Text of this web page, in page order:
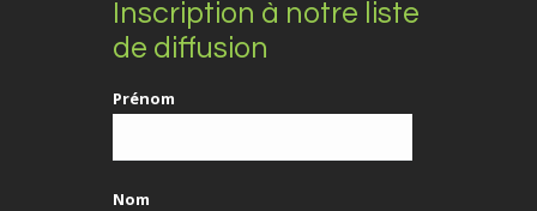
Inscription à notre liste
de diffusion
Prénom
Nom